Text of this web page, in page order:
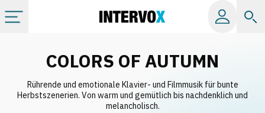
Alle Alben
COLORS OF AUTUMN
Rührende und emotionale Klavier- und Filmmusik für bunte
Herbstszenerien. Von warm und gemütlich bis nachdenklich und
melancholisch.